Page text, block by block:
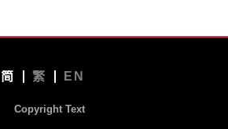
简 繁 EN
Copyright Text